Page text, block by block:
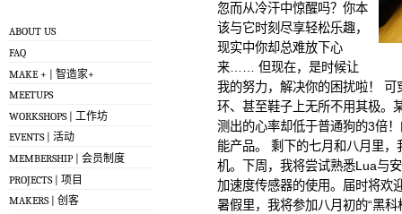
ABOUT US
FAQ
MAKE + | 智造家+
MEETUPS
WORKSHOPS | 工作坊
EVENTS | 活动
MEMBERSHIP | 会员制度
PROJECTS | 项目
MAKERS | 创客
忽而从冷汗中惊醒吗？你本
该与它时刻尽享轻松乐趣，
现实中你却总难放下心
来…… 但现在，是时候让
我的努力，解决你的困扰啦！
环、甚至鞋子上无所不用其极。
测出的心率却低于普通狗的3倍
能产品。 剩下的七月和八月里
机。下周，我将尝试熟悉Lua与
加速度传感器的使用。届时将欢
暑假里，我将参加八月初的“黑